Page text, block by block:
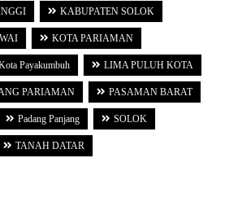
KABUPATEN SOLOK
KOTA PARIAMAN
Payakumbuh LIMA PULUH KOTA
PARIAMAN PASAMAN BARAT
Padang Panjang SOLOK
TANAH DATAR